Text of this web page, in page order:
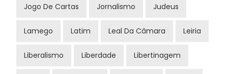
Jogo De Cartas Jornalismo Judeus
Lamego Latim Leal Da Câmara Leiria
Liberalismo Liberdade Libertinagem